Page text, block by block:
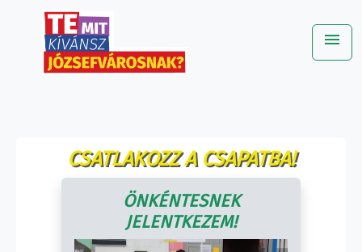
menu
CSATLAKOZZ A CSAPATBA!
ÖNKÉNTESNEK
JELENTKEZEM!